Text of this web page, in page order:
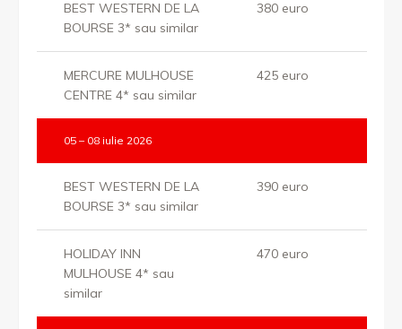
BEST WESTERN DE LA
BOURSE 3* sau similar
380 euro
MERCURE MULHOUSE
CENTRE 4* sau similar
425 euro
05 – 08 iulie 2026
BEST WESTERN DE LA
BOURSE 3* sau similar
390 euro
HOLIDAY INN
MULHOUSE 4* sau
similar
470 euro